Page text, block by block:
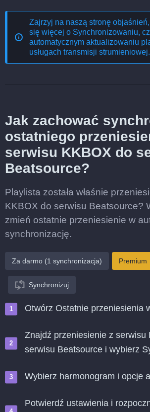
Zajrzyj na naszą stronę
się więcej o Synchronizowaniu,
automatycznym aktualizowaniu
usługach transmisji strumieniowej.
Jak zachować
ostatniego
serwisu KKBOX do
Beatsource?
Playlista została właśnie
KKBOX do serwisu Beatsource?
zmień ostatnie przeniesienie w
synchronizację.
Za darmo (1 synchronizacja) Premium
Synchronizuj
Otwórz Ostatnie przeniesienia
Znajdź przeniesienie z serwisu
serwisu Beatsource i wybierz
Wybierz harmonogram i opcje
Potwierdź ustawienia i